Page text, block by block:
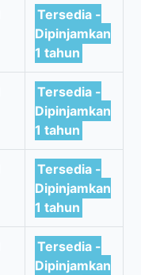
Tersedia -
Dipinjamkan
1 tahun
Tersedia -
Dipinjamkan
1 tahun
Tersedia -
Dipinjamkan
1 tahun
Tersedia -
Dipinjamkan